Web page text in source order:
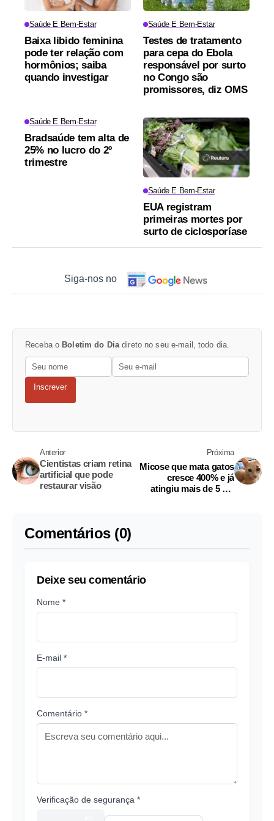
Saúde E Bem-Estar
Baixa libido feminina
pode ter relação com
hormônios; saiba
quando investigar
Saúde E Bem-Estar
Testes de tratamento
para cepa do Ebola
responsável por surto
no Congo são
promissores, diz OMS
Saúde E Bem-Estar
Bradsaúde tem alta de
25% no lucro do 2º
trimestre
Saúde E Bem-Estar
EUA registram
primeiras mortes por
surto de ciclosporíase
Siga-nos no
Receba o Boletim do Dia direto no seu e-mail, todo dia.
Inscrever
Anterior
Cientistas criam retina
artificial que pode
restaurar visão
Próxima
Micose que mata gatos
cresce 400% e já
atingiu mais de 5 mil
Comentários (0)
Deixe seu comentário
Nome *
E-mail *
Comentário *
Verificação de segurança *